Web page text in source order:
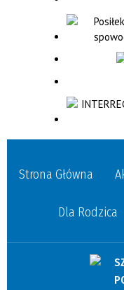
Strona Główna
Dla Rodzica